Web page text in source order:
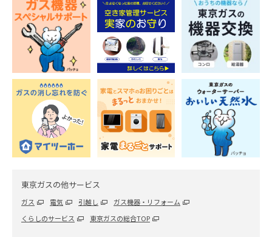
エアコン
エアコン掃除は意外と簡単！自分でエアコンを掃
除する方法を徹底解説
2026.04.20
レンジフード・キッチン
ステンレスシンクのサビはどう落とす？落とし方
と予防策を紹介
2026.06.26
レンジフード・キッチン
セスキ炭酸ソーダと重曹は何が違う？目的や使い
2023.10.12
東京ガスの他サービス
ガス 電気 引越し
ガス機器・リフォーム
くらしのサービス
東京ガスの総合TOP